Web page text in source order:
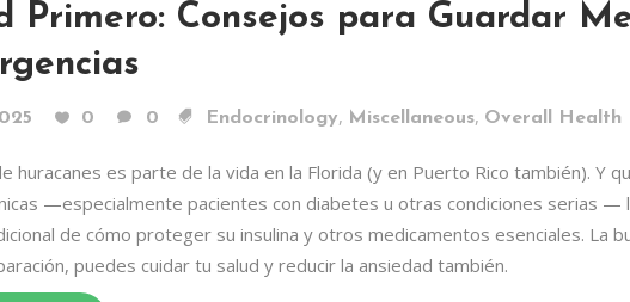
Primero: Consejos para Guardar
0 0 Endocrinology, Miscellaneous, Overall Health
huracanes es parte de la vida en la Florida (y en Puerto Rico también). Y
—especialmente pacientes con diabetes u otras condiciones serias —
de cómo proteger su insulina y otros medicamentos esenciales. La
puedes cuidar tu salud y reducir la ansiedad también.